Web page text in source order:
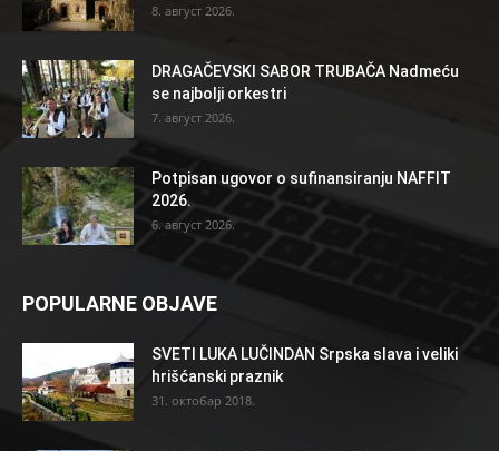
8. август 2026.
DRAGAČEVSKI SABOR TRUBAČA Nadmeću
se najbolji orkestri
7. август 2026.
Potpisan ugovor o sufinansiranju NAFFIT
2026.
6. август 2026.
POPULARNE OBJAVE
SVETI LUKA LUČINDAN Srpska slava i veliki
hrišćanski praznik
31. октобар 2018.